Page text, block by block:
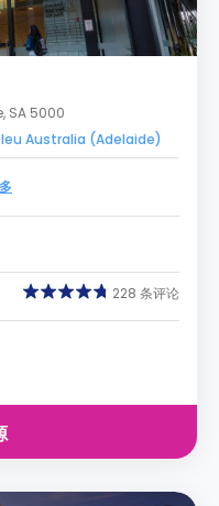
SA 5000
Australia (Adelaide)
228 条评论